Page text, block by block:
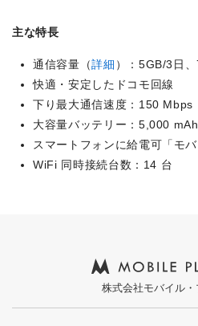
主な特長
通信容量（詳細 ）：5GB/3日
快適・安定したドコモ回線
下り最大通信速度：150 Mbps
大容量バッテリー：5,000 mAh
スマートフォンに給電可「モ
WiFi 同時接続台数：14 台
株式会社モバイル